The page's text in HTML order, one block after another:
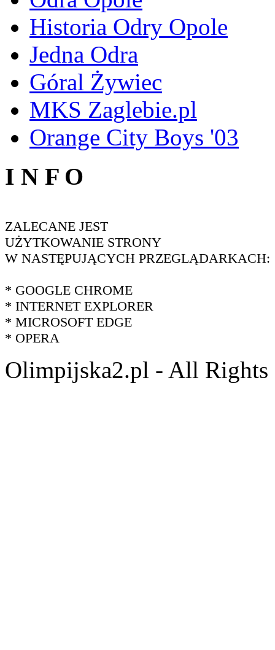
Historia Odry Opole
Jedna Odra
Góral Żywiec
MKS Zaglebie.pl
Orange City Boys '03
I N F O
ZALECANE JEST
UŻYTKOWANIE STRONY
W NASTĘPUJĄCYCH PRZEGLĄDARKACH:
* GOOGLE CHROME
* INTERNET EXPLORER
* MICROSOFT EDGE
* OPERA
Olimpijska2.pl - All Rights